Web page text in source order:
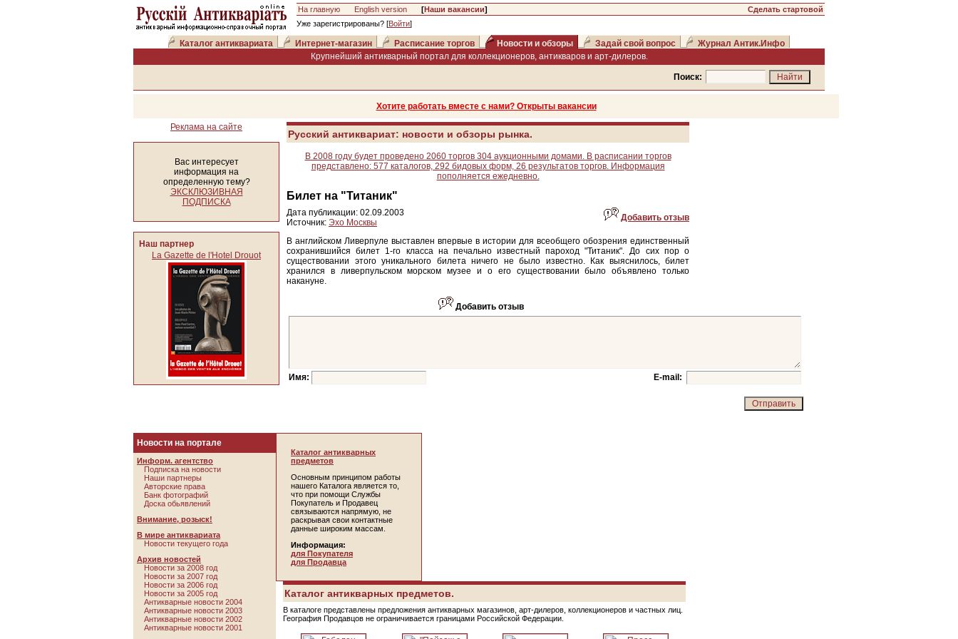
На главную English version [Наши вакансии]
Уже зарегистрированы? [Войти]
Сделать стартовой
Каталог антиквариата Интернет-магазин Расписание торгов Новости и обзоры Задай свой вопрос
Журнал Антик.Инфо
Крупнейший антикварный портал для коллекционеров, антикваров и арт-дилеров.
Поиск:
Хотите работать вместе с нами? Открыты вакансии
Реклама на сайте
Вас интересует
информация на
определенную тему?
ЭКСКЛЮЗИВНАЯ
ПОДПИСКА
Наш партнер
La Gazette de l'Hotel Drouot
Русский антиквариат: новости и обзоры рынка.
В 2008 году будет проведено 2060 торгов 304 аукционными домами. В расписании торгов
представлено: 577 каталогов, 292 бидовых форм, 26 результатов торгов. Информация
пополняется ежедневно.
Билет на "Титаник"
Дата публикации: 02.09.2003
Источник: Эхо Москвы Добавить отзыв
В английском Ливерпуле выставлен впервые в истории для всеобщего обозрения единственный
сохранившийся билет 1-го класса на печально известный пароход "Титаник". До сих пор о
существовании этого уникального билета ничего не было известно. Как выяснилось, билет
хранился в ливерпульском морском музее и о его существовании было объявлено только
накануне.
Добавить отзыв
Имя: E-mail:
Новости на портале
Информ. агентство
Подписка на новости
Наши партнеры
Авторские права
Банк фотографий
Доска обьявлений
Внимание, розыск!
В мире антиквариата
Новости текущего года
Архив новостей
Новости за 2008 год
Новости за 2007 год
Новости за 2006 год
Новости за 2005 год
Антикварные новости 2004
Антикварные новости 2003
Антикварные новости 2002
Антикварные новости 2001
Каталог антикварных
предметов
Основным принципом работы
нашего Каталога является то,
что при помощи Службы
Покупатель и Продавец
связываются напрямую, не
раскрывая свои контактные
данные широким массам.
Информация:
для Покупателя
для Продавца
Каталог антикварных предметов.
В каталоге представлены предложения антикварных магазинов, арт-дилеров, коллекционеров и частных лиц.
География Продавцов не ограничивается границами Российской Федерации.